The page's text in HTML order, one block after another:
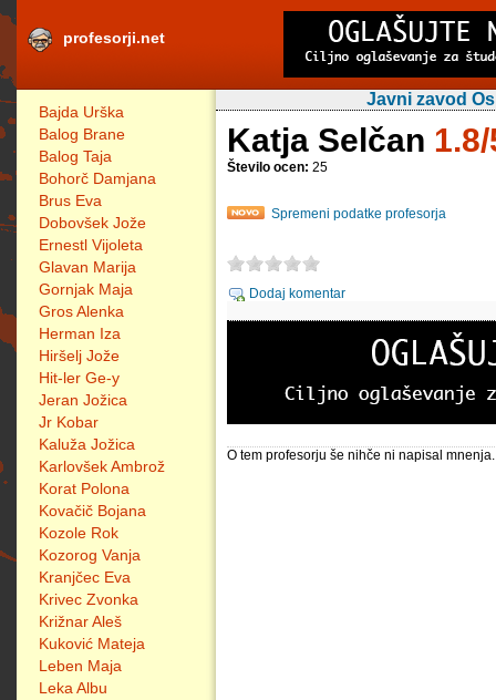
profesorji.net
Bajda Urška
Balog Brane
Balog Taja
Bohorč Damjana
Brus Eva
Dobovšek Jože
Ernestl Vijoleta
Glavan Marija
Gornjak Maja
Gros Alenka
Herman Iza
Hiršelj Jože
Hit-ler Ge-y
Jeran Jožica
Jr Kobar
Kaluža Jožica
Karlovšek Ambrož
Korat Polona
Kovačič Bojana
Kozole Rok
Kozorog Vanja
Kranjčec Eva
Krivec Zvonka
Križnar Aleš
Kuković Mateja
Leben Maja
Leka Albu
Javni zavod
Katja Selčan
Število ocen: 25
Spremeni podatke profesorja
Dodaj komentar
O tem profesorju še nihče ni napisal mnenja.